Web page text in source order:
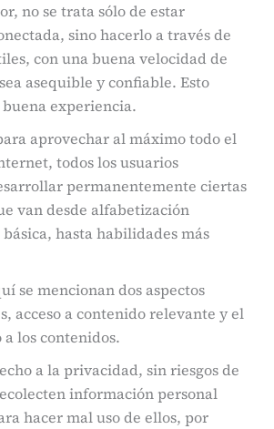
no se trata sólo de estar
sino hacerlo a través de
con una buena velocidad de
asequible y confiable. Esto
experiencia.
aprovechar al máximo todo el
todos los usuarios
permanentemente ciertas
van desde alfabetización
hasta habilidades más
se mencionan dos aspectos
acceso a contenido relevante y el
a los contenidos.
a la privacidad, sin riesgos de
información personal
hacer mal uso de ellos, por